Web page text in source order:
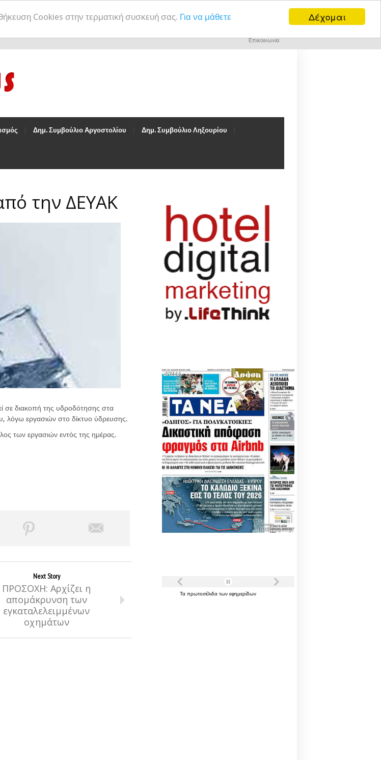
Δέχομαι
Cookies στην τερματική συσκευή σας. Για να μάθετε
Επικοινωνία
Δημ. Συμβούλιο Αργοστολίου Δημ. Συμβούλιο Ληξουρίου
την ΔΕΥΑΚ
σε διακοπή της υδροδότησης στα
λόγω εργασιών στο δίκτυο ύδρευσης.
των εργασιών εντός της ημέρας.
Next Story
ΠΡΟΣΟΧΗ: Αρχίζει η
απομάκρυνση των
εγκαταλελειμμένων
οχημάτων
Τα πρωτοσέλιδα των εφημερίδων